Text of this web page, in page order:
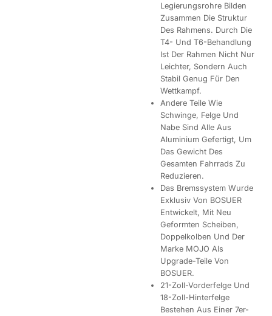
Legierungsrohre Bilden
Zusammen Die Struktur
Des Rahmens. Durch Die
T4- Und T6-Behandlung
Ist Der Rahmen Nicht Nur
Leichter, Sondern Auch
Stabil Genug Für Den
Wettkampf.
Andere Teile Wie
Schwinge, Felge Und
Nabe Sind Alle Aus
Aluminium Gefertigt, Um
Das Gewicht Des
Gesamten Fahrrads Zu
Reduzieren.
Das Bremssystem Wurde
Exklusiv Von BOSUER
Entwickelt, Mit Neu
Geformten Scheiben,
Doppelkolben Und Der
Marke MOJO Als
Upgrade-Teile Von
BOSUER.
21-Zoll-Vorderfelge Und
18-Zoll-Hinterfelge
Bestehen Aus Einer 7er-